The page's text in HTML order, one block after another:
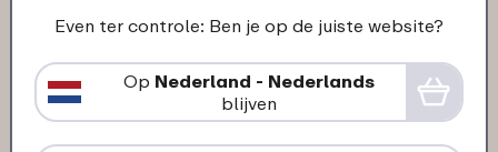
klant van Mepal
30-08-2022
Even ter controle: Ben je op de juiste website?
Op Nederland - Nederlands
blijven